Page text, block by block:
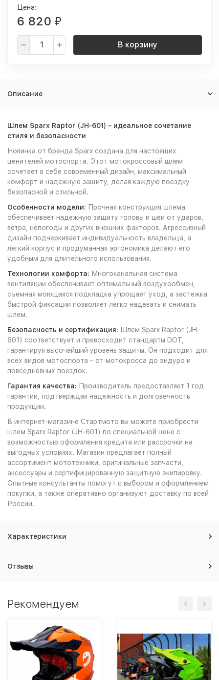
Цена:
6 820 ₽
В корзину
Описание
Шлем Sparx Raptor (JH-601) – идеальное сочетание
стиля и безопасности
Новинка от бренда Sparx создана для настоящих
ценителей мотоспорта. Этот мотокроссовый шлем
сочетает в себе современный дизайн, максимальный
комфорт и надежную защиту, делая каждую поездку
безопасной и стильной.
Особенности модели: Прочная конструкция шлема
обеспечивает надежную защиту головы и шеи от ударов,
ветра, непогоды и других внешних факторов. Агрессивный
дизайн подчеркивает индивидуальность владельца, а
легкий корпус и продуманная эргономика делают его
удобным для длительного использования.
Технологии комфорта: Многоканальная система
вентиляции обеспечивает оптимальный воздухообмен,
съемная моющаяся подкладка упрощает уход, а застежка
быстрой фиксации позволяет легко надевать и снимать
шлем.
Безопасность и сертификация: Шлем Sparx Raptor (JH-
601) соответствует и превосходит стандарты DOT,
гарантируя высочайший уровень защиты. Он подходит для
всех видов мотоспорта – от мотокросса до эндуро и
повседневных поездок.
Гарантия качества: Производитель предоставляет 1 год
гарантии, подтверждая надежность и долговечность
продукции.
В интернет-магазине Стартмото вы можете приобрести
шлем Sparx Raptor (JH-601) по специальной цене с
возможностью оформления кредита или рассрочки на
выгодных условиях. Магазин предлагает полный
ассортимент мототехники, оригинальные запчасти,
аксессуары и сертифицированную защитную экипировку.
Опытные консультанты помогут с выбором и оформлением
покупки, а также оперативно организуют доставку по всей
России.
Характеристики
Отзывы
Рекомендуем